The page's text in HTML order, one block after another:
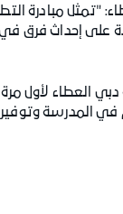
"تمثل مبادرة
إحداث فرق في
العطاء لأول
في المدرسة